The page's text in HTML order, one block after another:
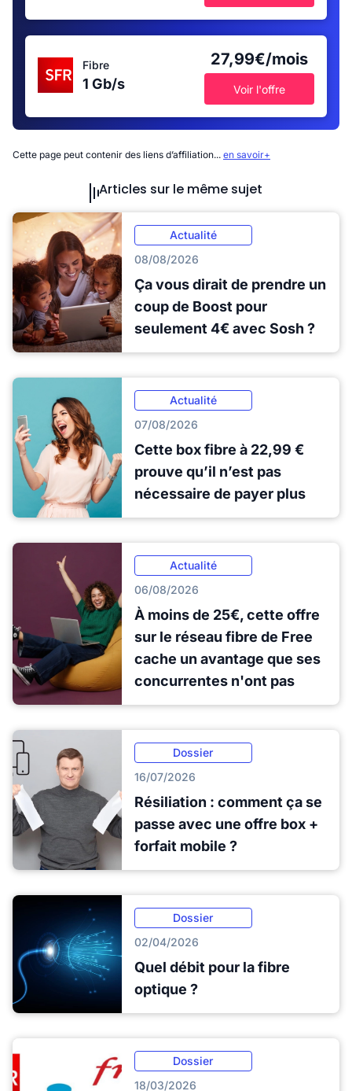
Fibre
1 Gb/s
27,99€/mois
Voir l'offre
Cette page peut contenir des liens d’affiliation... en savoir+
Articles sur le même sujet
Actualité
08/08/2026
Ça vous dirait de prendre un
coup de Boost pour
seulement 4€ avec Sosh ?
Actualité
07/08/2026
Cette box fibre à 22,99 €
prouve qu’il n’est pas
nécessaire de payer plus
Actualité
06/08/2026
À moins de 25€, cette offre
sur le réseau fibre de Free
cache un avantage que ses
concurrentes n'ont pas
Dossier
16/07/2026
Résiliation : comment ça se
passe avec une offre box +
forfait mobile ?
Dossier
02/04/2026
Quel débit pour la fibre
optique ?
Dossier
18/03/2026